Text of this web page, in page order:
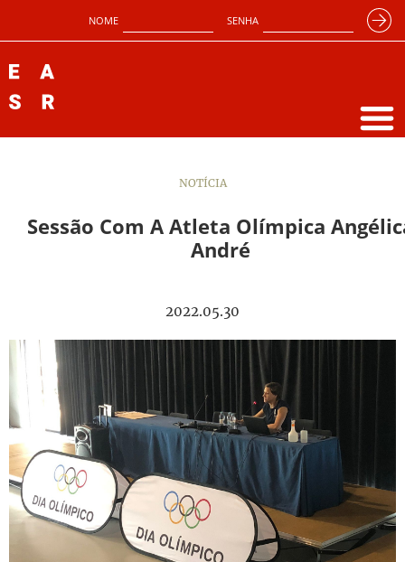
NOME SENHA
NOTÍCIA
Sessão Com A Atleta Olímpica
André
2022.05.30